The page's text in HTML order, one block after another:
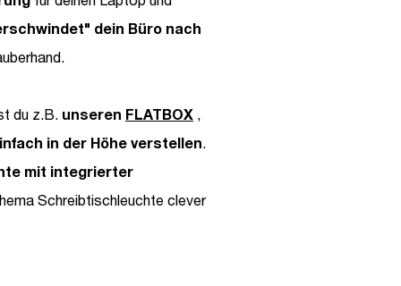
dein Büro nach
du z.B. unseren FLATBOX ,
in der Höhe verstellen.
mit integrierter
Schreibtischleuchte clever